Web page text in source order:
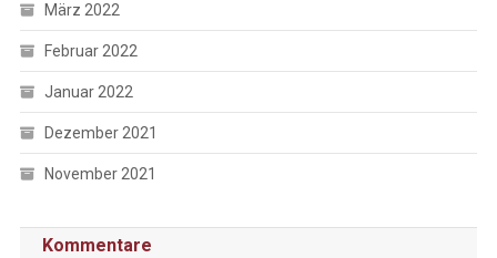
März 2022
Februar 2022
Januar 2022
Dezember 2021
November 2021
Kommentare